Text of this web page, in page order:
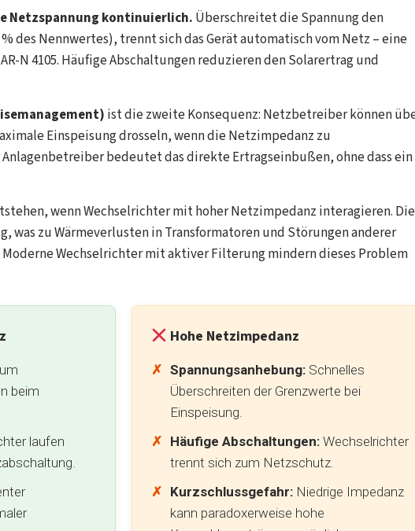
Netzspannung kontinuierlich. Überschreitet die Spannung den
des Nennwertes), trennt sich das Gerät automatisch vom Netz – eine
N 4105. Häufige Abschaltungen reduzieren den Solarertrag und
ist die zweite Konsequenz: Netzbetreiber können
Einspeisung drosseln, wenn die Netzimpedanz zu
bedeutet das direkte Ertragseinbußen, ohne dass ein
wenn Wechselrichter mit hoher Netzimpedanz interagieren. Die
was zu Wärmeverlusten in Transformatoren und Störungen anderer
Wechselrichter mit aktiver Filterung mindern dieses Problem
beim
laufen
Hohe Netzimpedanz
Spannungsanhebung:Schnelles
Überschreiten der Grenzwerte bei
Einspeisung.
Häufige Abschaltungen:Wechselrichter
trennt sich zum Netzschutz.
Kurzschlussgefahr:Niedrige Impedanz
kann paradoxerweise hohe